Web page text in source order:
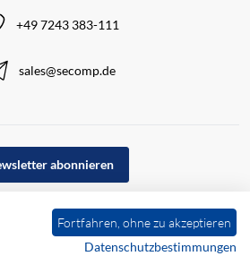
+49 7243 383-111
sales@secomp.de
abonnieren
Fortfahren, ohne zu akzeptieren
Datenschutzbestimmungen